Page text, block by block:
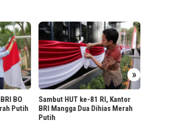
»
BO
Putih
Sambut HUT ke-81 RI, Kantor
BRI Mangga Dua Dihias Merah
Putih